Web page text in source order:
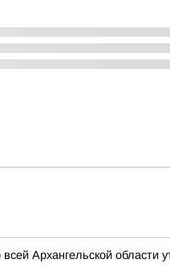
Архангельской области